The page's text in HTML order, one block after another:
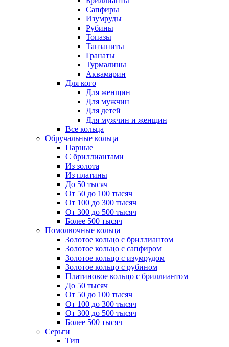
Сапфиры
Изумруды
Рубины
Топазы
Танзаниты
Гранаты
Турмалины
Аквамарин
Для кого
Для женщин
Для мужчин
Для детей
Для мужчин и женщин
Все кольца
Обручальные кольца
Парные
С бриллиантами
Из золота
Из платины
До 50 тысяч
От 50 до 100 тысяч
От 100 до 300 тысяч
От 300 до 500 тысяч
Более 500 тысяч
Помолвочные кольца
Золотое кольцо с бриллиантом
Золотое кольцо с сапфиром
Золотое кольцо с изумрудом
Золотое кольцо с рубином
Платиновое кольцо с бриллиантом
До 50 тысяч
От 50 до 100 тысяч
От 100 до 300 тысяч
От 300 до 500 тысяч
Более 500 тысяч
Серьги
Тип